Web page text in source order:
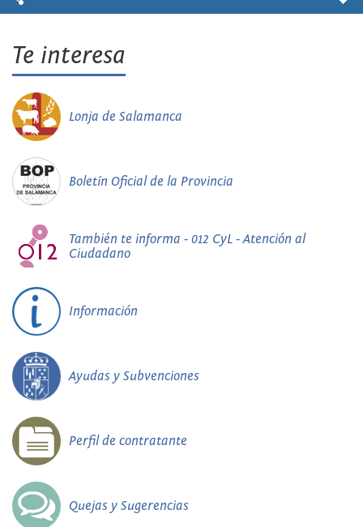
Te interesa
Lonja de Salamanca
Boletín Oficial de la Provincia
También te informa - 012 CyL - Atención al
Ciudadano
Información
Ayudas y Subvenciones
Perfil de contratante
Quejas y Sugerencias